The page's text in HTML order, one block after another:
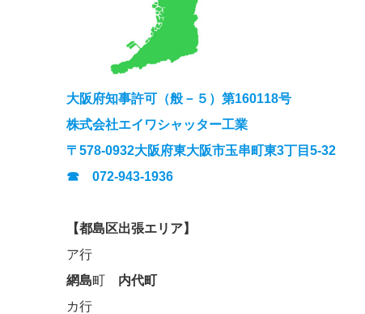
大阪府知事許可（般－５）第160118号
株式会社エイワシャッター工業
〒578-0932大阪府東大阪市玉串町東3丁目5-32
☎ 072-943-1936
【都島区出張エリア】
ア行
網島町 内代町
カ行